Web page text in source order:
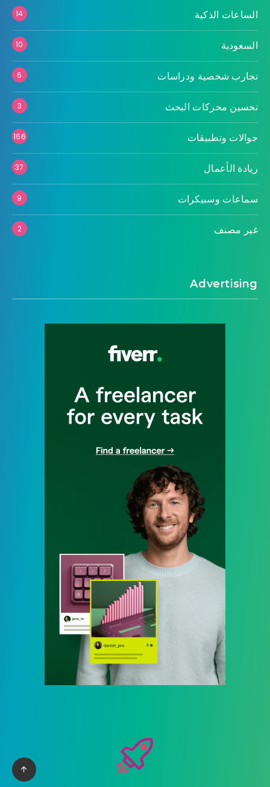
الساعات الذكية 14
السعودية 10
تجارب شخصية ودراسات 6
تحسين محركات البحث 3
جوالات وتطبيقات 166
ريادة الأعمال 37
سماعات وسبيكرات 9
غير مصنف 2
Advertising